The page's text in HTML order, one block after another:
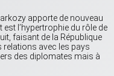
apporte de nouveau
l’hypertrophie du rôle de
faisant de la République
relations avec les pays
des diplomates mais à